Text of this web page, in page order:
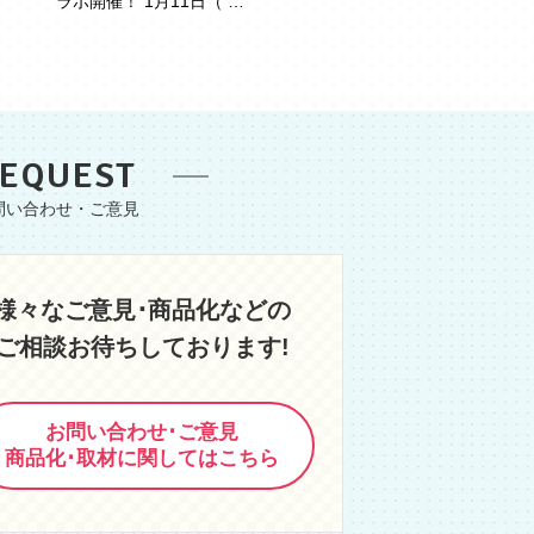
々なご意見･商品化などの
相談お待ちしております!
お問い合わせ･ご意見
商品化･取材に関してはこちら